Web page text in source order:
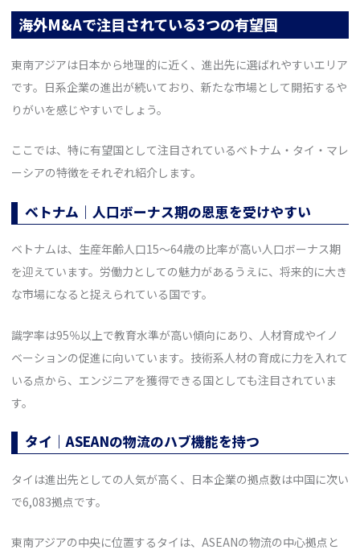
海外M&Aで注目されている3つの有望国
東南アジアは日本から地理的に近く、進出先に選ばれやすいエリア
です。日系企業の進出が続いており、新たな市場として開拓するや
りがいを感じやすいでしょう。
ここでは、特に有望国として注目されているベトナム・タイ・マレ
ーシアの特徴をそれぞれ紹介します。
ベトナム｜人口ボーナス期の恩恵を受けやすい
ベトナムは、生産年齢人口15〜64歳の比率が高い人口ボーナス期
を迎えています。労働力としての魅力があるうえに、将来的に大き
な市場になると捉えられている国です。
識字率は95％以上で教育水準が高い傾向にあり、人材育成やイノ
ベーションの促進に向いています。技術系人材の育成に力を入れて
いる点から、エンジニアを獲得できる国としても注目されていま
す。
タイ｜ASEANの物流のハブ機能を持つ
タイは進出先としての人気が高く、日本企業の拠点数は中国に次い
で6,083拠点です。
東南アジアの中央に位置するタイは、ASEANの物流の中心拠点と